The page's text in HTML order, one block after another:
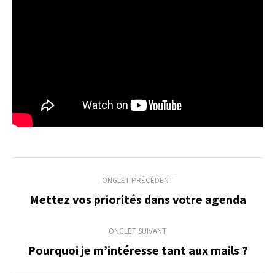
Navigation
de
commentaire
ONGLET PRÉCÉDENT
Onglet
Mettez vos priorités dans votre agenda
ONGLET SUIVANT
Onglet
Pourquoi je m’intéresse tant aux mails ?